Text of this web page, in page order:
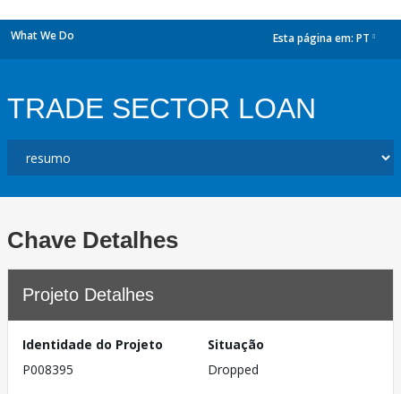
What We Do Esta página em: PT
TRADE SECTOR LOAN
Chave Detalhes
Projeto Detalhes
Identidade do Projeto
P008395
Situação
Dropped